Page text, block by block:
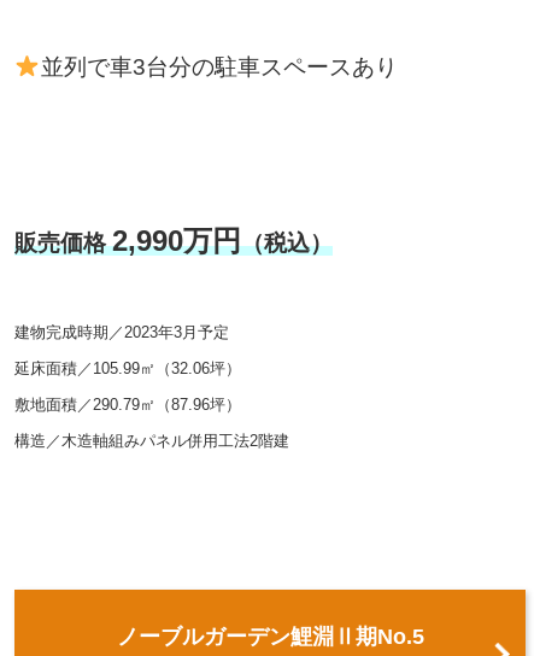
並列で車3台分の駐車スペースあり
販売価格2,990万円（税込）
建物完成時期／2023年3月予定
延床面積／105.99㎡（32.06坪）
敷地面積／290.79㎡（87.96坪）
構造／木造軸組みパネル併用工法2階建
ノーブルガーデン鯉淵Ⅱ期No.5